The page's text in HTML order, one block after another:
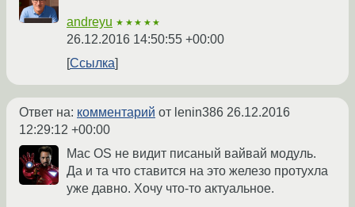
andreyu ★★★★★
26.12.2016 14:50:55 +00:00
Ссылка
Ответ на: комментарий от lenin386 26.12.2016
12:29:12 +00:00
Mac OS не видит писаный вайвай модуль.
Да и та что ставится на это железо протухла
уже давно. Хочу что-то актуальное.